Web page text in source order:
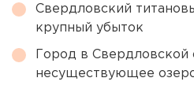
Свердловский
крупный убыток
Город в Свердловской
несуществующее